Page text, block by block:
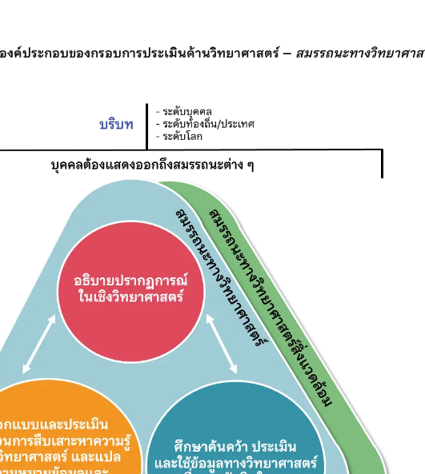
งค์ประกอบของกรอบการประเมินด้านวิทยาศาสตร์ – สมรรถนะทางวิทยาศา